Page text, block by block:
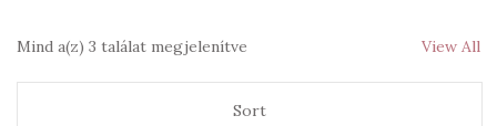
Mind a(z) 3 találat megjelenítve View All